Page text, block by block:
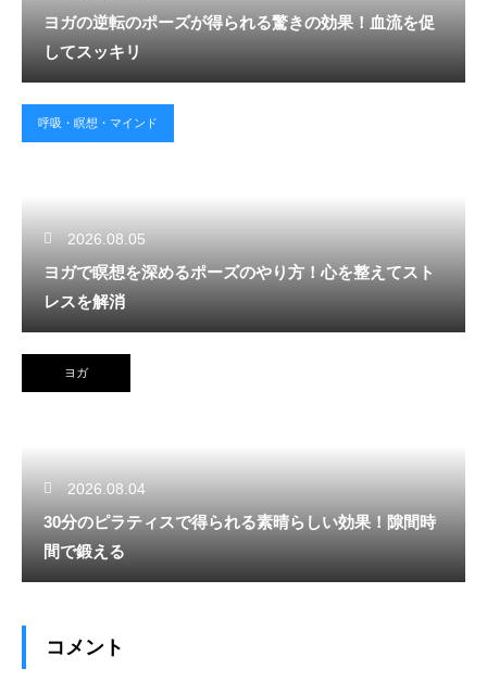
ヨガの逆転のポーズが得られる驚きの効果！血流を促
してスッキリ
呼吸・瞑想・マインド
2026.08.05
ヨガで瞑想を深めるポーズのやり方！心を整えてスト
レスを解消
ヨガ
2026.08.04
30分のピラティスで得られる素晴らしい効果！隙間時
間で鍛える
コメント